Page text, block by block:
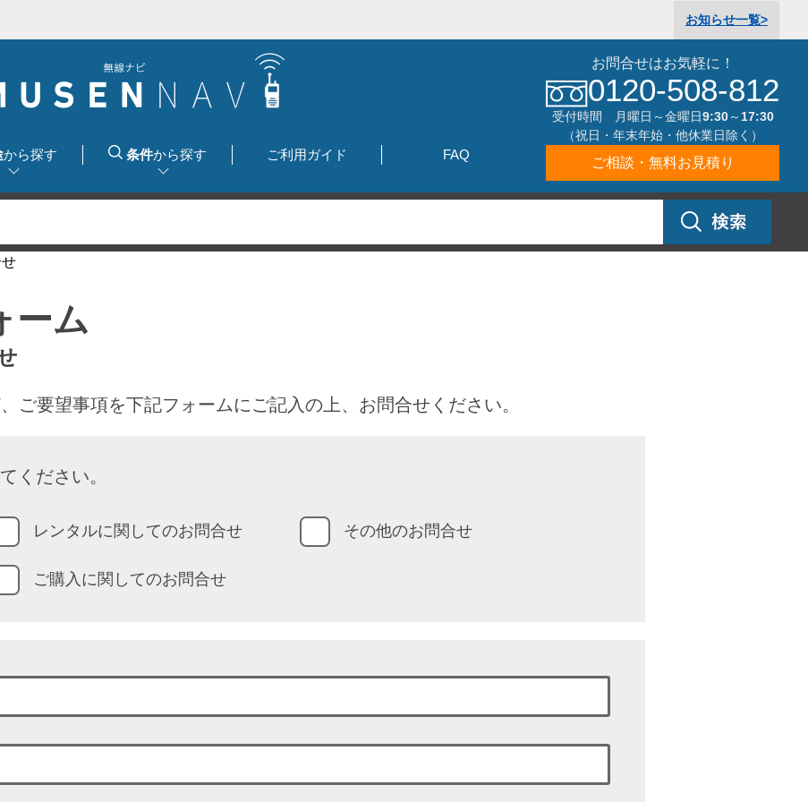
お知らせ一覧>
から探す 条件から探す ご利用ガイド FAQ
お問合せはお気軽に！
0120-508-812
受付時間 月曜日～金曜日9:30～17:30
（祝日・年末年始・他休業日除く）
ご相談・無料お見積り
ーム
ご要望事項を下記フォームにご記入の上、お問合せください。
ください。
レンタルに関してのお問合せ その他のお問合せ
ご購入に関してのお問合せ